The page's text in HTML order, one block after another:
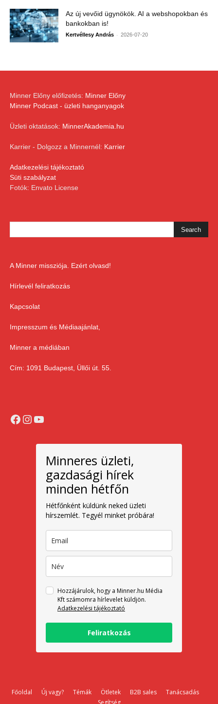
Az új vevőid ügynökök. AI a webshopokban és
bankokban is!
Kertvéllesy András - 2026-07-20
Minner Előny előfizetés: Minner Előny
Minner Podcast - üzleti hanganyagok
Üzleti oktatások: MinnerAkademia.hu
Karrier - Dolgozz a Minnernél: Karrier
Adatkezelési tájékoztató
Süti szabályzat
Fotók: Envato License
A Minner missziója. Ezért olvasd!
Hírlevél feliratkozás
Kapcsolat
Impresszum és Médiaajánlat,
Minner a médiában
Cím: 1091 Budapest, Üllői út. 55.
Facebook
Instagram
YouTube
Minneres üzleti,
gazdasági hírek
minden hétfőn
Hétfőnként küldünk neked üzleti
hírszemlét. Tegyél minket próbára!
Hozzájárulok, hogy a Minner.hu Média
Kft számomra hírlevelet küldjön.
Adatkezelési tájékoztató
Feliratkozás
Főoldal Új vagy? Témák Ötletek B2B sales
Tanácsadás